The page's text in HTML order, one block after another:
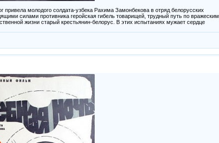
молодого солдата-узбека Рахима Замонбекова в отряд белорусских
силами противника геройская гибель товарищей, трудный путь по вражеским
жизни старый крестьянин-белорус. В этих испытаниях мужает сердце